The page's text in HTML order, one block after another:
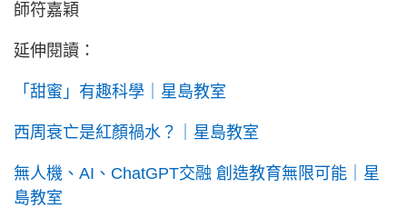
師符嘉穎
延伸閱讀：
「甜蜜」有趣科學｜星島教室
西周衰亡是紅顏禍水？｜星島教室
無人機、AI、ChatGPT交融 創造教育無限可能｜星
島教室